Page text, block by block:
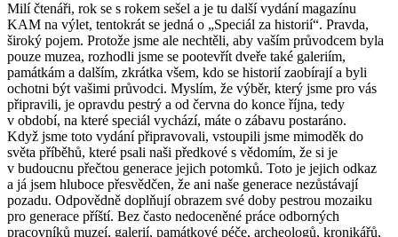
Milí čtenáři, rok se s rokem sešel a je tu další vydání magazínu
KAM na výlet, tentokrát se jedná o „Speciál za historií“. Pravda,
široký pojem. Protože jsme ale nechtěli, aby vaším průvodcem byla
pouze muzea, rozhodli jsme se pootevřít dveře také galeriím,
památkám a dalším, zkrátka všem, kdo se historií zaobírají a byli
ochotni být vašimi průvodci. Myslím, že výběr, který jsme pro vás
připravili, je opravdu pestrý a od června do konce října, tedy
v období, na které speciál vychází, máte o zábavu postaráno.
Když jsme toto vydání připravovali, vstoupili jsme mimoděk do
světa příběhů, které psali naši předkové s vědomím, že si je
v budoucnu přečtou generace jejich potomků. Toto je jejich odkaz
a já jsem hluboce přesvědčen, že ani naše generace nezůstávají
pozadu. Odpovědně doplňují obrazem své doby pestrou mozaiku
pro generace příští. Bez často nedoceněné práce odborných
pracovníků muzeí, galerií, památkové péče, archeologů, kronikářů,